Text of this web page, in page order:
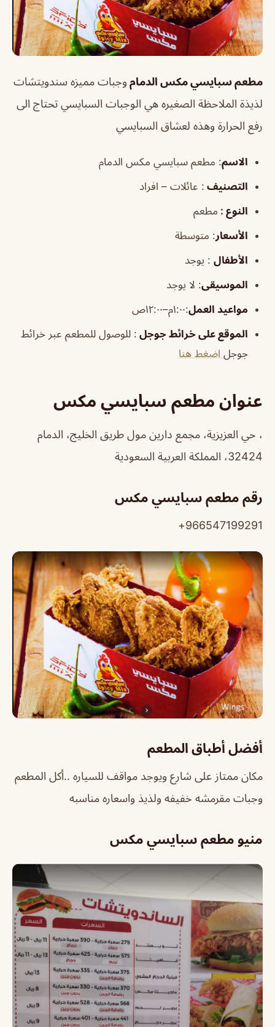
مطعم سبايسي مكس الدمام وجبات مميزه سندويتشات
لذيذة الملاحظة الصغيره هي الوجبات السبايسي تحتاج الى
رفع الحرارة وهذه لعشاق السبايسي
الاسم: مطعم سبايسي مكس الدمام
التصنيف : عائلات – افراد
النوع : مطعم
الأسعار: متوسطة
الأطفال : يوجد
الموسيقى: لا يوجد
مواعيد العمل:١:٠٠م–١٢:٠٠ص
الموقع على خرائط جوجل : للوصول للمطعم عبر خرائط
جوجل اضغط هنا
عنوان مطعم سبايسي مكس
، حي العزيزية، مجمع دارين مول طريق الخليج، الدمام
32424، المملكة العربية السعودية
رقم مطعم سبايسي مكس
966547199291+
أفضل أطباق المطعم
مكان ممتاز على شارع ويوجد مواقف للسياره ..أكل المطعم
وجبات مقرمشه خفيفه ولذيذ واسعاره مناسبه
منيو مطعم سبايسي مكس